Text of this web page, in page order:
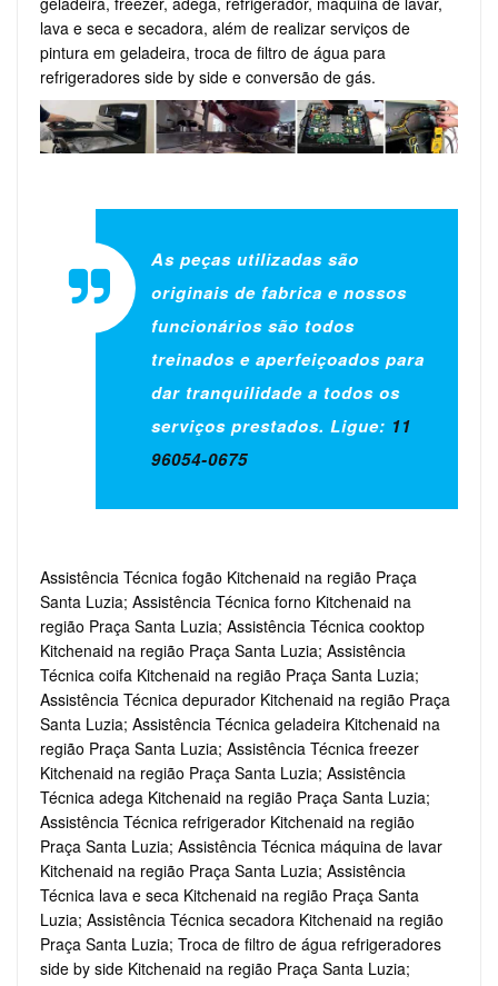
lava e seca e secadora, além de realizar serviços de
pintura em geladeira, troca de filtro de água para
refrigeradores side by side e conversão de gás.
As peças utilizadas são
originais de fabrica e nossos
funcionários são todos
treinados e aperfeiçoados para
dar tranquilidade a todos os
serviços prestados. Ligue: 11
96054-0675
Assistência Técnica fogão Kitchenaid na região Praça
Santa Luzia; Assistência Técnica forno Kitchenaid na
região Praça Santa Luzia; Assistência Técnica cooktop
Kitchenaid na região Praça Santa Luzia; Assistência
Técnica coifa Kitchenaid na região Praça Santa Luzia;
Assistência Técnica depurador Kitchenaid na região Praça
Santa Luzia; Assistência Técnica geladeira Kitchenaid na
região Praça Santa Luzia; Assistência Técnica freezer
Kitchenaid na região Praça Santa Luzia; Assistência
Técnica adega Kitchenaid na região Praça Santa Luzia;
Assistência Técnica refrigerador Kitchenaid na região
Praça Santa Luzia; Assistência Técnica máquina de lavar
Kitchenaid na região Praça Santa Luzia; Assistência
Técnica lava e seca Kitchenaid na região Praça Santa
Luzia; Assistência Técnica secadora Kitchenaid na região
Praça Santa Luzia; Troca de filtro de água refrigeradores
side by side Kitchenaid na região Praça Santa Luzia;